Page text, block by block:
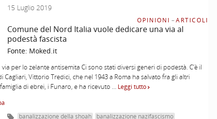
15 Luglio 2019
OPINIONI –ARTICOLI
Comune del Nord Italia vuole dedicare una via al
podestà fascista
Fonte: Moked.it
per lo zelante antisemita Ci sono stati diversi generi di podestà. C’è il
Cagliari, Vittorio Tredici, che nel 1943 a Roma ha salvato fra gli altri
di ebrei, i Funaro, e ha ricevuto … Leggi tutto
banalizzazione della shoah
banalizzazione nazifascismo